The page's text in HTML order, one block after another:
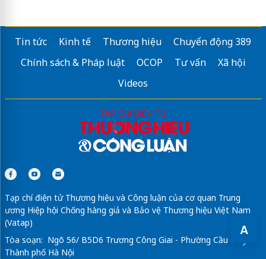
A
Tin tức Kinh tế Thương hiệu
Chuyển động 389
Chính sách & Pháp luật
OCOP Tư vấn
Xã hội
Videos
Tạp chí điện tử Thương hiệu và Công luận của cơ quan Trung
ương Hiệp hội Chống hàng giả và Bảo vệ Thương hiệu Việt Nam
(Vatap)
Tòa soạn: Ngõ 56/ B5D6 Trương Công Giai - Phường Cầu Giấy -
Thành phố Hà Nội